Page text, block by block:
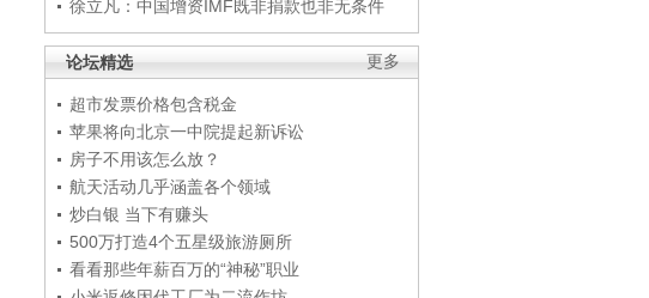
徐立凡：中国增资IMF既非捐款也非无条件
更多
论坛精选
超市发票价格包含税金
苹果将向北京一中院提起新诉讼
房子不用该怎么放？
航天活动几乎涵盖各个领域
炒白银 当下有赚头
500万打造4个五星级旅游厕所
看看那些年薪百万的“神秘”职业